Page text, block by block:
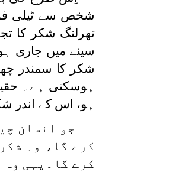
شخص سے ٹیلی
تھرلنگ شکر کا
سینے میں جاری
شکر کا سمندر
ہوسکتی ہے۔
ہو، اس کے اندر
جو انسان
کرے گا، وہ
کرے گا۔یہی